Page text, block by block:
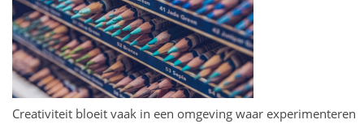
Creativiteit bloeit vaak in een omgeving waar experimenteren